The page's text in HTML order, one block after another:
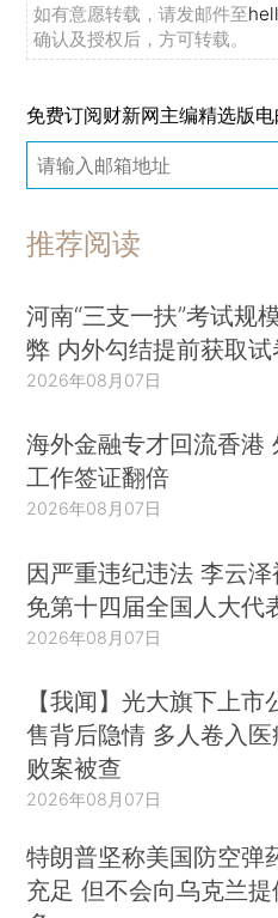
如有意愿转载，请发邮件至
确认及授权后，方可转载。
免费订阅财新网主编精选版电
推荐阅读
河南“三支一扶”考试规
弊 内外勾结提前获取试
2026年08月07日
海外金融专才回流香港
工作签证翻倍
2026年08月07日
因严重违纪违法 李云
免第十四届全国人大代
2026年08月07日
【我闻】光大旗下上市
售背后隐情 多人卷入医
败案被查
2026年08月07日
特朗普坚称美国防空弹
充足 但不会向乌克兰提